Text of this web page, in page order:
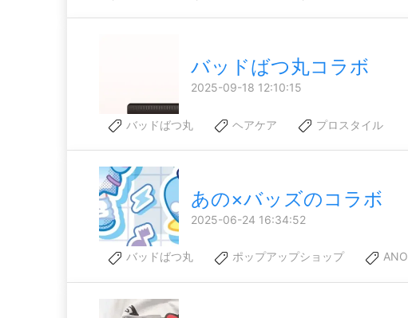
バッドばつ丸コラボ
2025-09-18 12:10:15
バッドばつ丸 ヘアケア プロスタイル
あの×バッズのコラボ
2025-06-24 16:34:52
バッドばつ丸 ポップアップショップ ANO